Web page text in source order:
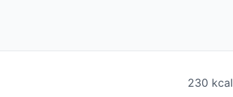
230 kcal